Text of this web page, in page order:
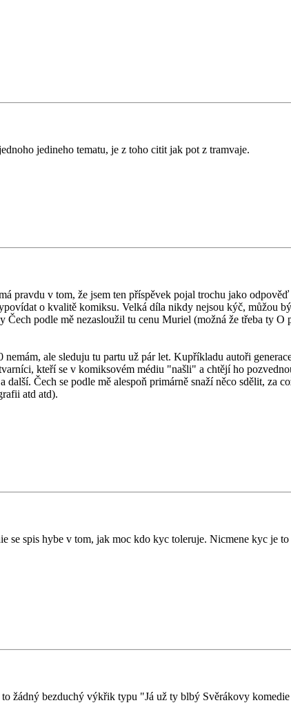
jedineho tematu, je z toho citit jak pot z tramvaje.
pravdu v tom, že jsem ten příspěvek pojal trochu jako
o kvalitě komiksu. Velká díla nikdy nejsou kýč, můžou
Čech podle mě nezasloužil tu cenu Muriel (možná že třeba ty
ale sleduju tu partu už pár let. Kupříkladu autoři
kteří se v komiksovém médiu "našli" a chtějí ho
Čech se podle mě alespoň primárně snaží něco sdělit, za
atd atd).
se spis hybe v tom, jak moc kdo kyc toleruje. Nicmene kyc je
žádný bezduchý výkřik typu "Já už ty blbý Svěrákovy